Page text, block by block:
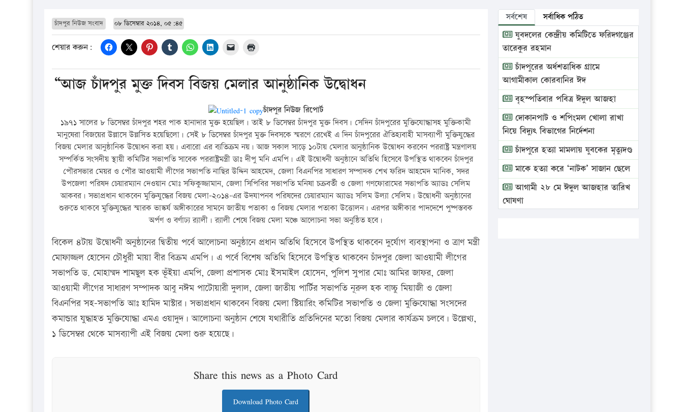
চাঁদপুর নিউজ সংবাদ ০৮ ডিসেম্বার ২০১৪, ০৫:৪৫
শেয়ার করুন:
“আজ চাঁদপুর মুক্ত দিবস বিজয় মেলার আনুষ্ঠানিক উদ্বোধন
চাঁদপুর নিউজ রিপোর্ট
১৯৭১ সালের ৮ ডিসেম্বর চাঁদপুর শহর পাক হানাদার মুক্ত হয়েছিল। তাই ৮ ডিসেম্বর চাঁদপুর মুক্ত দিবস। সেদিন চাঁদপুরের মুক্তিযোদ্ধাসহ মুক্তিকামী
মানুষেরা বিজয়ের উল্লাসে উল্লসিত হয়েছিলো। সেই ৮ ডিসেম্বর চাঁদপুর মুক্ত দিবসকে স্মরণে রেখেই এ দিন চাঁদপুরের ঐতিহ্যবাহী মাসব্যাপী মুক্তিযুদ্ধের
বিজয় মেলার আনুষ্ঠানিক উদ্বোধন করা হয়। এবারো এর ব্যতিক্রম নয়। আজ সকাল সাড়ে ১০টায় মেলার আনুষ্ঠানিক উদ্বোধন করবেন পররাষ্ট্র মন্ত্রণালয়
সম্পর্কিত সংসদীয় স্থায়ী কমিটির সভাপতি সাবেক পররাষ্ট্রমন্ত্রী ডাঃ দীপু মনি এমপি। এই উদ্বোধনী অনুষ্ঠানে অতিথি হিসেবে উপস্থিত থাকবেন চাঁদপুর
পৌরসভার মেয়র ও পৌর আওয়ামী লীগের সভাপতি নাছির উদ্দিন আহমেদ, জেলা বিএনপির সাধারণ সম্পাদক শেখ ফরিদ আহমেদ মানিক, সদর
উপজেলা পরিষদ চেয়ারম্যান দেওয়ান মোঃ সফিকুজ্জামান, জেলা সিপিবির সভাপতি মনিষা চক্রবর্তী ও জেলা গণফোরামের সভাপতি অ্যাডঃ সেলিম
আকবর। সভাপ্রধান থাকবেন মুক্তিযুদ্ধের বিজয় মেলা-২০১৪-এর উদযাপনব পরিষদের চেয়ারম্যান অ্যাডঃ সলিম উল্যা সেলিম। উদ্বোধনী অনুষ্ঠানের
শুরুতে থাকবে মুক্তিযুদ্ধের স্মারক ভাস্কর্য অঙ্গীকারের সামনে জাতীয় পতাকা ও বিজয় মেলার পতাকা উত্তোলন। এরপর অঙ্গীকার পাদদেশে পুষ্পস্তবক
অর্পণ ও বর্ণাঢ্য র‌্যালী। র‌্যালী শেষে বিজয় মেলা মঞ্চে আলোচনা সভা অনুষ্ঠিত হবে।
বিকেল ৪টায় উদ্বোধনী অনুষ্ঠানের দ্বিতীয় পর্বে আলোচনা অনুষ্ঠানে প্রধান অতিথি হিসেবে উপস্থিত থাকবেন দুর্যোগ ব্যবস্থাপনা ও ত্রাণ মন্ত্রী
মোফাজ্জল হোসেন চৌধুরী মায়া বীর বিক্রম এমপি। এ পর্বে বিশেষ অতিথি হিসেবে উপস্থিত থাকবেন চাঁদপুর জেলা আওয়ামী লীগের
সভাপতি ড. মোহাম্মদ শামছুল হক ভূঁইয়া এমপি, জেলা প্রশাসক মোঃ ইসমাইল হোসেন, পুলিশ সুপার মোঃ আমির জাফর, জেলা
আওয়ামী লীগের সাধারণ সম্পাদক আবু নঈম পাটোয়ারী দুলাল, জেলা জাতীয় পার্টির সভাপতি নূরুল হক বাচ্চু মিয়াজী ও জেলা
বিএনপির সহ-সভাপতি আঃ হামিদ মাস্টার। সভাপ্রধান থাকবেন বিজয় মেলা স্টিয়ারিং কমিটির সভাপতি ও জেলা মুক্তিযোদ্ধা সংসদের
কমান্ডার যুদ্ধাহত মুক্তিযোদ্ধা এমএ ওয়াদুদ। আলোচনা অনুষ্ঠান শেষে যথারীতি প্রতিদিনের মতো বিজয় মেলার কার্যক্রম চলবে। উল্লেখ্য,
১ ডিসেম্বর থেকে মাসব্যাপী এই বিজয় মেলা শুরু হয়েছে।
Share this news as a Photo Card
Download Photo Card
সর্বশেষ সর্বাধিক পঠিত
যুবদলের কেন্দ্রীয় কমিটিতে ফরিদগঞ্জের
তারেকুর রহমান
চাঁদপুরের অর্ধশতাধিক গ্রামে
আগামীকাল কোরবানির ঈদ
বৃহস্পতিবার পবিত্র ঈদুল আজহা
দোকানপাট ও শপিংমল খোলা রাখা
নিয়ে বিদ্যুৎ বিভাগের নির্দেশনা
চাঁদপুরে হত্যা মামলায় যুবকের মৃত্যুদণ্ড
মাকে হত্যা করে ‘নাটক’ সাজান ছেলে
আগামী ২৮ মে ঈদুল আজহার তারিখ
ঘোষণা